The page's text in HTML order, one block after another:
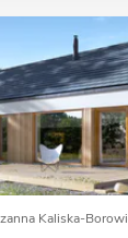
Kaliska-